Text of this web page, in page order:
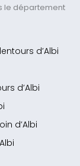
le département
d’Albi
d’Albi
d’Albi